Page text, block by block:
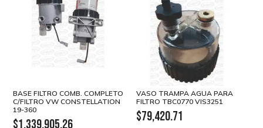
BASE FILTRO COMB. COMPLETO
C/FILTRO VW CONSTELLATION
19-360
$1,339,905.26
VASO TRAMPA AGUA PARA
FILTRO TBC0770 VIS3251
$79,420.71